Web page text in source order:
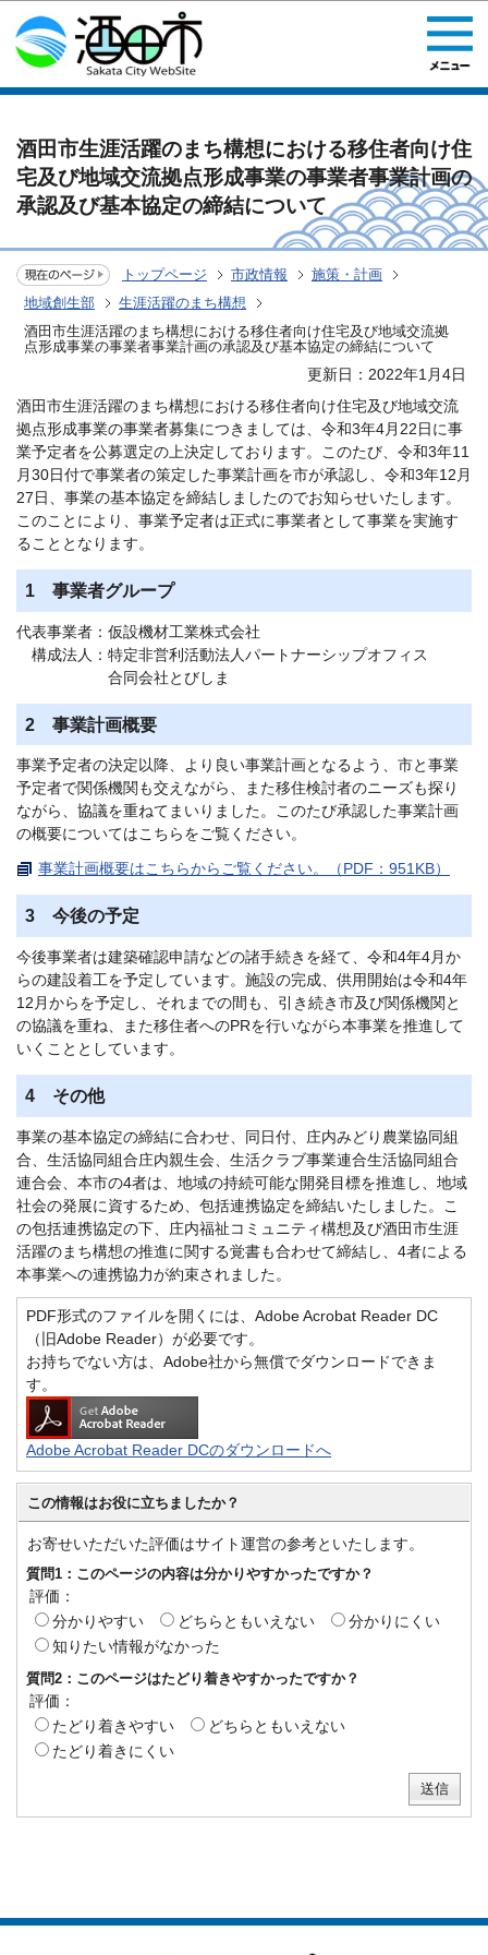
このページの本文へ移動
酒田市生涯活躍のまち構想における移住者向け住
宅及び地域交流拠点形成事業の事業者事業計画の
承認及び基本協定の締結について
トップページ 市政情報
施策・計画
地域創生部
生涯活躍のまち構想
酒田市生涯活躍のまち構想における移住者向け住宅及び地域交流拠
点形成事業の事業者事業計画の承認及び基本協定の締結について
更新日：2022年1月4日
酒田市生涯活躍のまち構想における移住者向け住宅及び地域交流
拠点形成事業の事業者募集につきましては、令和3年4月22日に事
業予定者を公募選定の上決定しております。このたび、令和3年11
月30日付で事業者の策定した事業計画を市が承認し、令和3年12月
27日、事業の基本協定を締結しましたのでお知らせいたします。
このことにより、事業予定者は正式に事業者として事業を実施す
ることとなります。
1 事業者グループ
代表事業者：仮設機材工業株式会社
構成法人：特定非営利活動法人パートナーシップオフィス
合同会社とびしま
2 事業計画概要
事業予定者の決定以降、より良い事業計画となるよう、市と事業
予定者で関係機関も交えながら、また移住検討者のニーズも探り
ながら、協議を重ねてまいりました。このたび承認した事業計画
の概要についてはこちらをご覧ください。
事業計画概要はこちらからご覧ください。（PDF：951KB）
3 今後の予定
今後事業者は建築確認申請などの諸手続きを経て、令和4年4月か
らの建設着工を予定しています。施設の完成、供用開始は令和4年
12月からを予定し、それまでの間も、引き続き市及び関係機関と
の協議を重ね、また移住者へのPRを行いながら本事業を推進して
いくこととしています。
4 その他
事業の基本協定の締結に合わせ、同日付、庄内みどり農業協同組
合、生活協同組合庄内親生会、生活クラブ事業連合生活協同組合
連合会、本市の4者は、地域の持続可能な開発目標を推進し、地域
社会の発展に資するため、包括連携協定を締結いたしました。こ
の包括連携協定の下、庄内福祉コミュニティ構想及び酒田市生涯
活躍のまち構想の推進に関する覚書も合わせて締結し、4者による
本事業への連携協力が約束されました。
PDF形式のファイルを開くには、Adobe Acrobat Reader DC
（旧Adobe Reader）が必要です。
お持ちでない方は、Adobe社から無償でダウンロードできま
す。
Adobe Acrobat Reader DCのダウンロードへ
この情報はお役に立ちましたか？
お寄せいただいた評価はサイト運営の参考といたします。
質問1：このページの内容は分かりやすかったですか？
評価：
分かりやすい
どちらともいえない
分かりにくい
知りたい情報がなかった
質問2：このページはたどり着きやすかったですか？
評価：
たどり着きやすい
どちらともいえない
たどり着きにくい